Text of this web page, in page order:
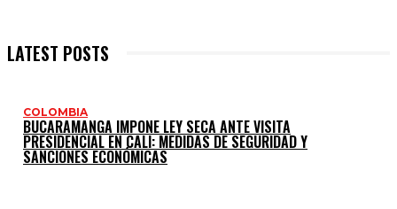
LATEST POSTS
COLOMBIA
BUCARAMANGA IMPONE LEY SECA ANTE VISITA
PRESIDENCIAL EN CALI: MEDIDAS DE SEGURIDAD Y
SANCIONES ECONÓMICAS